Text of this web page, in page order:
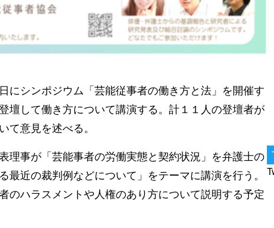
にシンポジウム「芸能従事者の働き方と法」を開催す
壇して働き方について講演する。計１１人の登壇者が
て意見を述べる。
理事が「芸能事者の労働実態と契約状況」を弁護士の
近の裁判例などについて」をテーマに講演を行う。
のハラスメントや人権のあり方について説明する予定